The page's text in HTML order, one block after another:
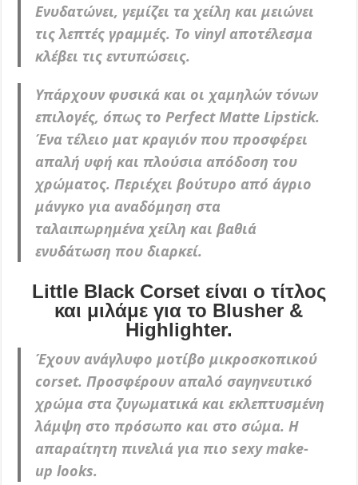
Ενυδατώνει, γεμίζει τα χείλη και μειώνει
τις λεπτές γραμμές. Το vinyl αποτέλεσμα
κλέβει τις εντυπώσεις.
Υπάρχουν φυσικά και οι χαμηλών τόνων
επιλογές, όπως το Perfect Matte Lipstick.
Ένα τέλειο ματ κραγιόν που προσφέρει
απαλή υφή και πλούσια απόδοση του
χρώματος. Περιέχει βούτυρο από άγριο
μάνγκο για αναδόμηση στα
ταλαιπωρημένα χείλη και βαθιά
ενυδάτωση που διαρκεί.
Little Black Corset είναι ο τίτλος
και μιλάμε για το Blusher &
Highlighter.
Έχουν ανάγλυφο μοτίβο μικροσκοπικού
corset. Προσφέρουν απαλό σαγηνευτικό
χρώμα στα ζυγωματικά και εκλεπτυσμένη
λάμψη στο πρόσωπο και στο σώμα. Η
απαραίτητη πινελιά για πιο sexy make-
up looks.